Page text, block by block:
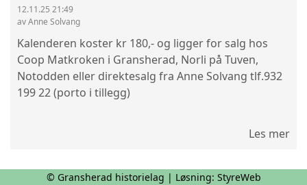
12.11.25 21:49
av Anne Solvang
Kalenderen koster kr 180,- og ligger for salg hos
Coop Matkroken i Gransherad, Norli på Tuven,
Notodden eller direktesalg fra Anne Solvang tlf.932
199 22 (porto i tillegg)
Les mer
© Gransherad historielag | Løsning: StyreWeb